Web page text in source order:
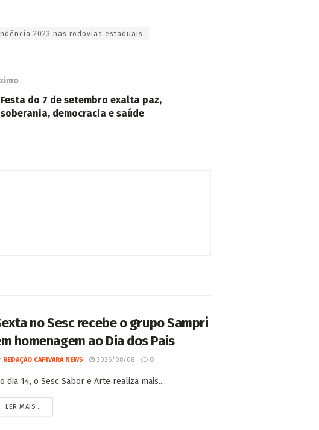
2023 nas rodovias estaduais
Festa do 7 de setembro exalta paz,
soberania, democracia e saúde
no Sesc recebe o grupo Sampri
homenagem ao Dia dos Pais
REDAÇÃO CAPIVARA NEWS 2026/08/08 0
dia 14, o Sesc Sabor e Arte realiza mais...
LER MAIS...